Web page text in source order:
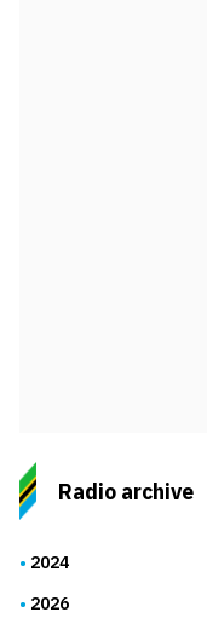
Radio archive
2024
2026